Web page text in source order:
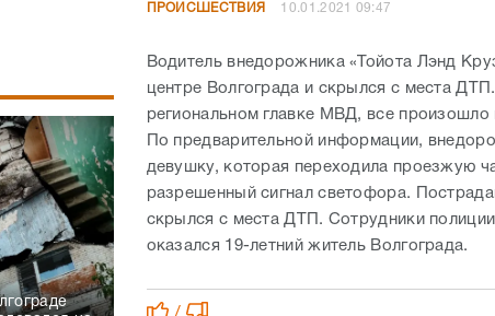
ПРОИСШЕСТВИЯ 10.01.2021 09:47
Водитель внедорожника «Тойота Лэнд
центре Волгограда и скрылся с места
региональном главке МВД, все
По предварительной информации,
девушку, которая переходила проезжую
разрешенный сигнал светофора.
скрылся с места ДТП. Сотрудники
оказался 19-летний житель Волгограда.